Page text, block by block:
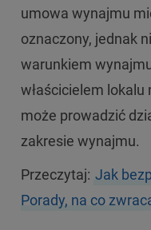
umowa wynajmu
oznaczony, jednak
warunkiem
właścicielem lokalu
może prowadzić
zakresie wynajmu.
Przeczytaj: Jak
Porady, na co